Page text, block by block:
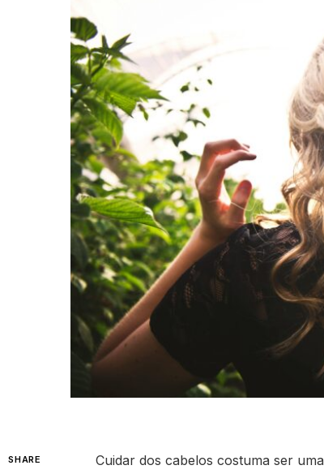
SHARE
Cuidar dos cabelos costuma ser